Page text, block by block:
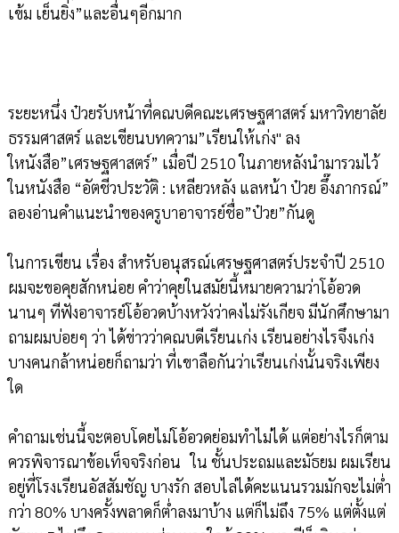
เข้ม เย็นยิ่ง”และอื่นๆอีกมาก
ระยะหนึ่ง ป๋วยรับหน้าที่คณบดีคณะเศรษฐศาสตร์ มหาวิทยาลัย
ธรรมศาสตร์ และเขียนบทความ”เรียนให้เก่ง" ลง
ใหนังสือ”เศรษฐศาสตร์” เมื่อปี 2510 ในภายหลังนำมารวมไว้
ในหนังสือ “อัตชีวประวัติ : เหลียวหลัง แลหน้า ป๋วย อึ๊งภากรณ์”
ลองอ่านคำแนะนำของครูบาอาจารย์ชื่อ”ป๋วย”กันดู
ในการเขียน เรื่อง สำหรับอนุสรณ์เศรษฐศาสตร์ประจำปี 2510
ผมจะขอคุยสักหน่อย คำว่าคุยในสมัยนี้หมายความว่าโอ้อวด
นานๆ ทีฟังอาจารย์โอ้อวดบ้างหวังว่าคงไม่รังเกียจ มีนักศึกษามา
ถามผมบ่อยๆ ว่า ได้ข่าวว่าคณบดีเรียนเก่ง เรียนอย่างไรจึงเก่ง
บางคนกล้าหน่อยก็ถามว่า ที่เขาลือกันว่าเรียนเก่งนั้นจริงเพียง
ใด
คำถามเช่นนี้จะตอบโดยไม่โอ้อวดย่อมทำไม่ได้ แต่อย่างไรก็ตาม
ควรพิจารณาข้อเท็จจริงก่อน ใน ชั้นประถมและมัธยม ผมเรียน
อยู่ที่โรงเรียนอัสสัมชัญ บางรัก สอบไล่ได้คะแนนรวมมักจะไม่ต่ำ
กว่า 80% บางครั้งพลาดก็ต่ำลงมาบ้าง แต่ก็ไม่ถึง 75% แต่ตั้งแต่